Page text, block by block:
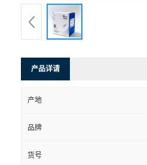
产品详请
产地
品牌
货号